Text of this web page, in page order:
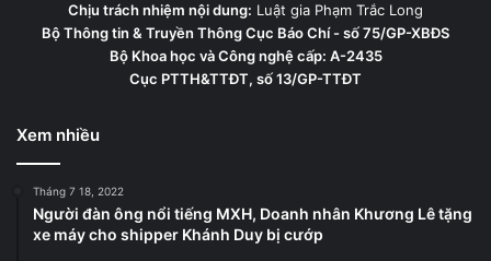
Chịu trách nhiệm nội dung: Luật gia Phạm Trắc Long
Bộ Thông tin & Truyền Thông Cục Báo Chí - số 75/GP-XBĐS
Bộ Khoa học và Công nghệ cấp: A-2435
Cục PTTH&TTĐT, số 13/GP-TTĐT
Xem nhiều
Tháng 7 18, 2022
Người đàn ông nổi tiếng MXH, Doanh nhân Khương Lê tặng
xe máy cho shipper Khánh Duy bị cướp